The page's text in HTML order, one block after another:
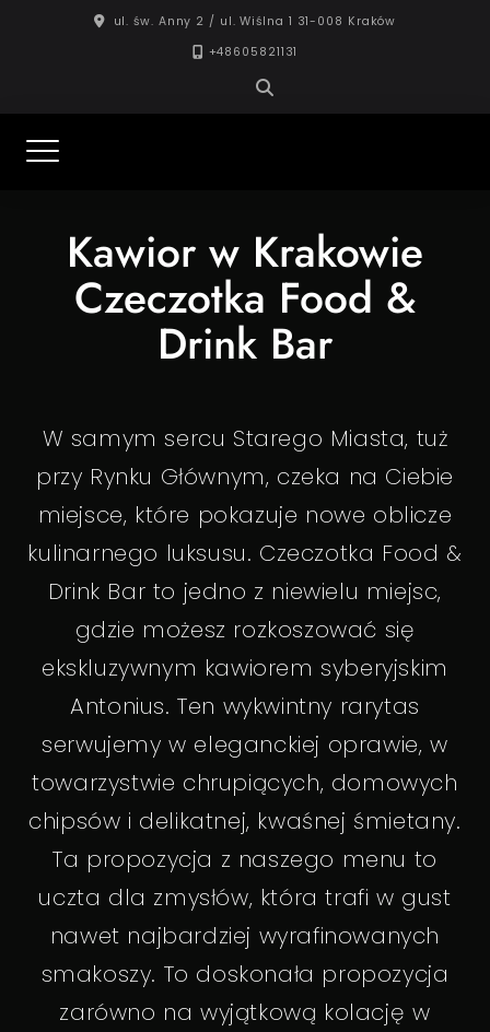
ul. św. Anny 2 / ul. Wiślna 1 31-008 Kraków
+48605821131
Kawior w Krakowie
Czeczotka Food &
Drink Bar
W samym sercu Starego Miasta, tuż
przy Rynku Głównym, czeka na Ciebie
miejsce, które pokazuje nowe oblicze
kulinarnego luksusu. Czeczotka Food &
Drink Bar to jedno z niewielu miejsc,
gdzie możesz rozkoszować się
ekskluzywnym kawiorem syberyjskim
Antonius. Ten wykwintny rarytas
serwujemy w eleganckiej oprawie, w
towarzystwie chrupiących, domowych
chipsów i delikatnej, kwaśnej śmietany.
Ta propozycja z naszego menu to
uczta dla zmysłów, która trafi w gust
nawet najbardziej wyrafinowanych
smakoszy. To doskonała propozycja
zarówno na wyjątkową kolację w